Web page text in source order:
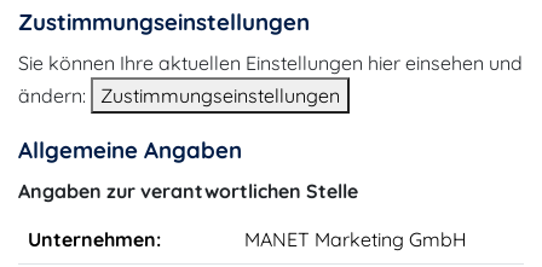
Zustimmungseinstellungen
Sie können Ihre aktuellen Einstellungen hier einsehen und
ändern:
Zustimmungseinstellungen
Allgemeine Angaben
Angaben zur verantwortlichen Stelle
Unternehmen:
MANET Marketing GmbH